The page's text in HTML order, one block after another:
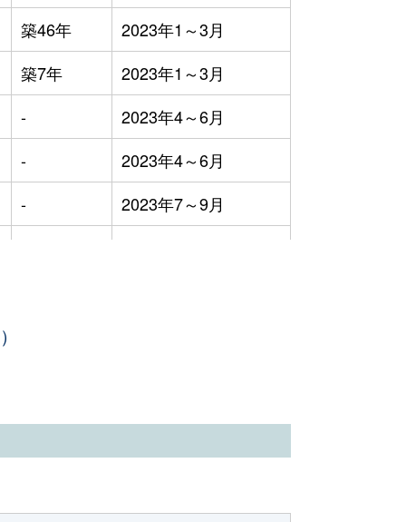
築46年
2023年1～3月
築7年
2023年1～3月
-
2023年4～6月
-
2023年4～6月
-
2023年7～9月